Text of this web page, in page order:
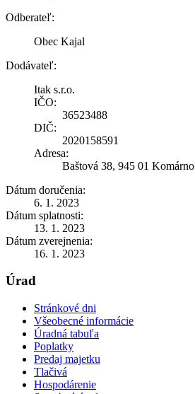
Odberateľ:
Obec Kajal
Dodávateľ:
Itak s.r.o.
IČO:
36523488
DIČ:
2020158591
Adresa:
Baštová 38, 945 01 Komárno
Dátum doručenia:
6. 1. 2023
Dátum splatnosti:
13. 1. 2023
Dátum zverejnenia:
16. 1. 2023
Úrad
Stránkové dni
Všeobecné informácie
Úradná tabuľa
Poplatky
Predaj majetku
Tlačivá
Hospodárenie